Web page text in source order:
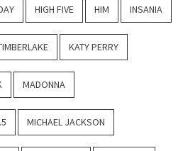
HIGH FIVE HIM INSANIA
KATY PERRY
MADONNA
MICHAEL JACKSON